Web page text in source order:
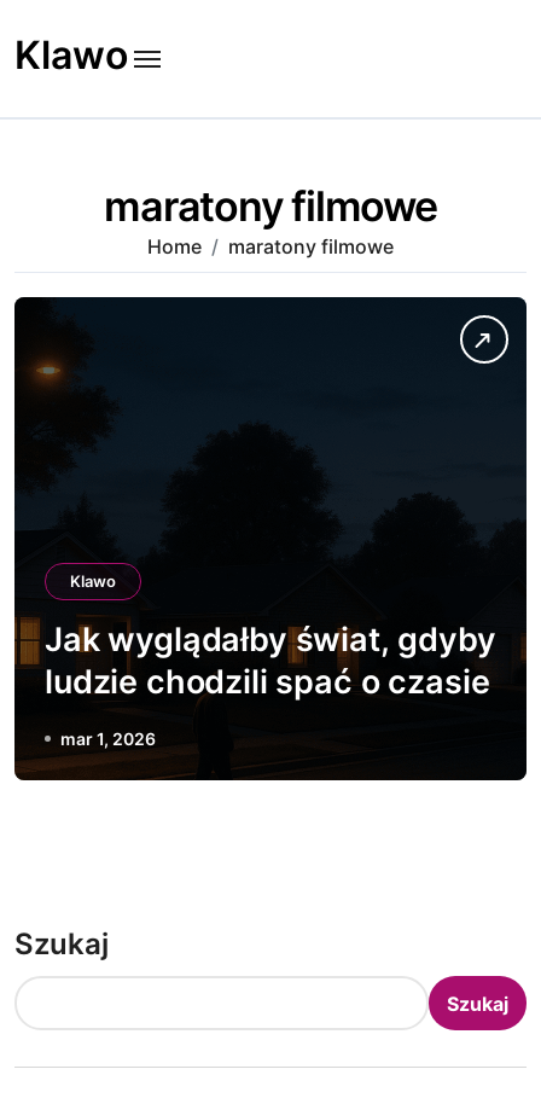
to
content
Klawo
maratony filmowe
Home maratony filmowe
Klawo
Jak wyglądałby świat, gdyby
ludzie chodzili spać o czasie
mar 1, 2026
Szukaj
Szukaj